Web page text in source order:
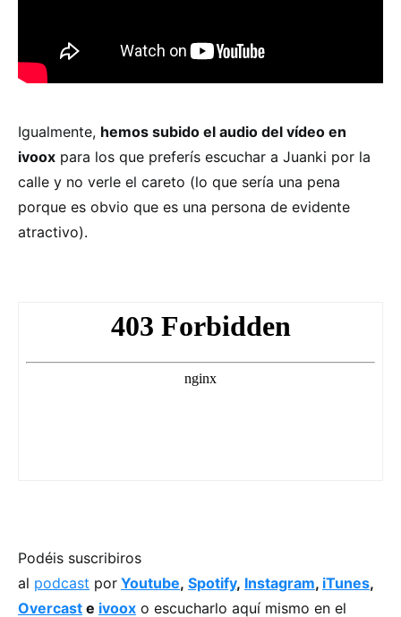
Igualmente, hemos subido el audio del vídeo en
ivoox para los que preferís escuchar a Juanki por la
calle y no verle el careto (lo que sería una pena
porque es obvio que es una persona de evidente
atractivo).
Podéis suscribiros
al podcast por Youtube, Spotify, Instagram, iTunes,
Overcast e ivoox o escucharlo aquí mismo en el